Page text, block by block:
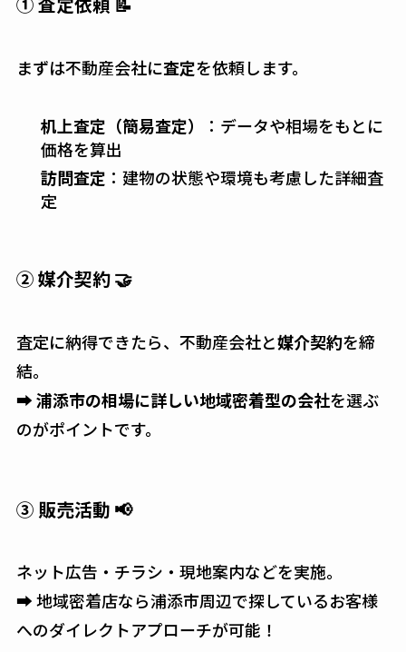
まずは不動産会社に査定を依頼します。
机上査定（簡易査定）
：データや相場をもとに
価格を算出
訪問査定 ：建物の状態や環境も考慮した詳細査
定
② 媒介契約 🤝
査定に納得できたら、不動産会社と媒介契約を締
結。
➡浦添市の相場に詳しい地域密着型の会社を選ぶ
のがポイントです。
③ 販売活動 📢
ネット広告・チラシ・現地案内などを実施。
➡ 地域密着店なら浦添市周辺で探しているお客様
へのダイレクトアプローチが可能！